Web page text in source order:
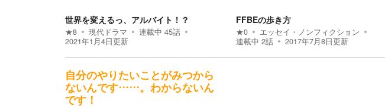
世界を変えるっ、アルバイト！？
★8 現代ドラマ 連載中 45話
2021年1月4日更新
FFBEの歩き方
★0
エッセイ・ノンフィクション
連載中 2話 2017年7月8日更新
自分のやりたいことがみつから
ないんです……。わからないん
です！